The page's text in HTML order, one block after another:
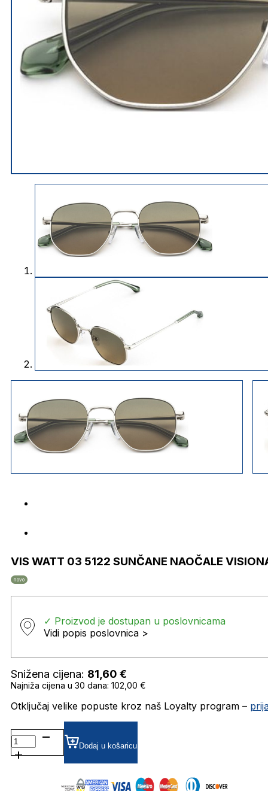
VIS WATT 03 5122 SUNČANE NAOČALE
novo
✓ Proizvod je dostupan u poslovnicama
Vidi popis poslovnica >
Snižena cijena: 81,60 €
Najniža cijena u 30 dana: 102,00 €
Otključaj velike popuste kroz naš Loyalty program –
VIS
WATT
03
Dodaj u košaricu